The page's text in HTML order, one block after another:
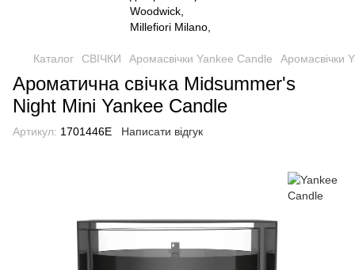
Каталог СВІЧКИ Аромасвічки Yankee Candle Аромасвічки
Ароматична свічка Midsummer's
Night Mini Yankee Candle
Артикул: 1701446E Написати відгук